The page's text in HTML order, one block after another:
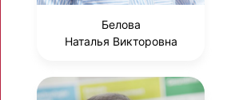
Белова
Наталья Викторовна